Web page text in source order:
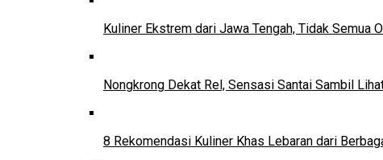
Kuliner Ekstrem dari Jawa Tengah, Tidak Semua
Nongkrong Dekat Rel, Sensasi Santai Sambil
8 Rekomendasi Kuliner Khas Lebaran dari